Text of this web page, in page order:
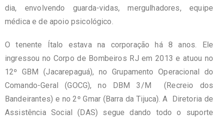
dia, envolvendo guarda-vidas, mergulhadores, equipe
médica e de apoio psicológico.
O tenente Ítalo estava na corporação há 8 anos. Ele
ingressou no Corpo de Bombeiros RJ em 2013 e atuou no
12º GBM (Jacarepaguá), no Grupamento Operacional do
Comando-Geral (GOCG), no DBM 3/M (Recreio dos
Bandeirantes) e no 2º Gmar (Barra da Tijuca). A Diretoria de
Assistência Social (DAS) segue dando todo o suporte